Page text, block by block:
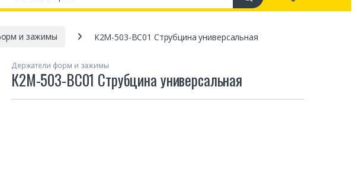
и зажимы К2М-503-ВС01 Струбцина универсальная
Держатели форм и зажимы
К2М-503-ВС01 Струбцина универсальная